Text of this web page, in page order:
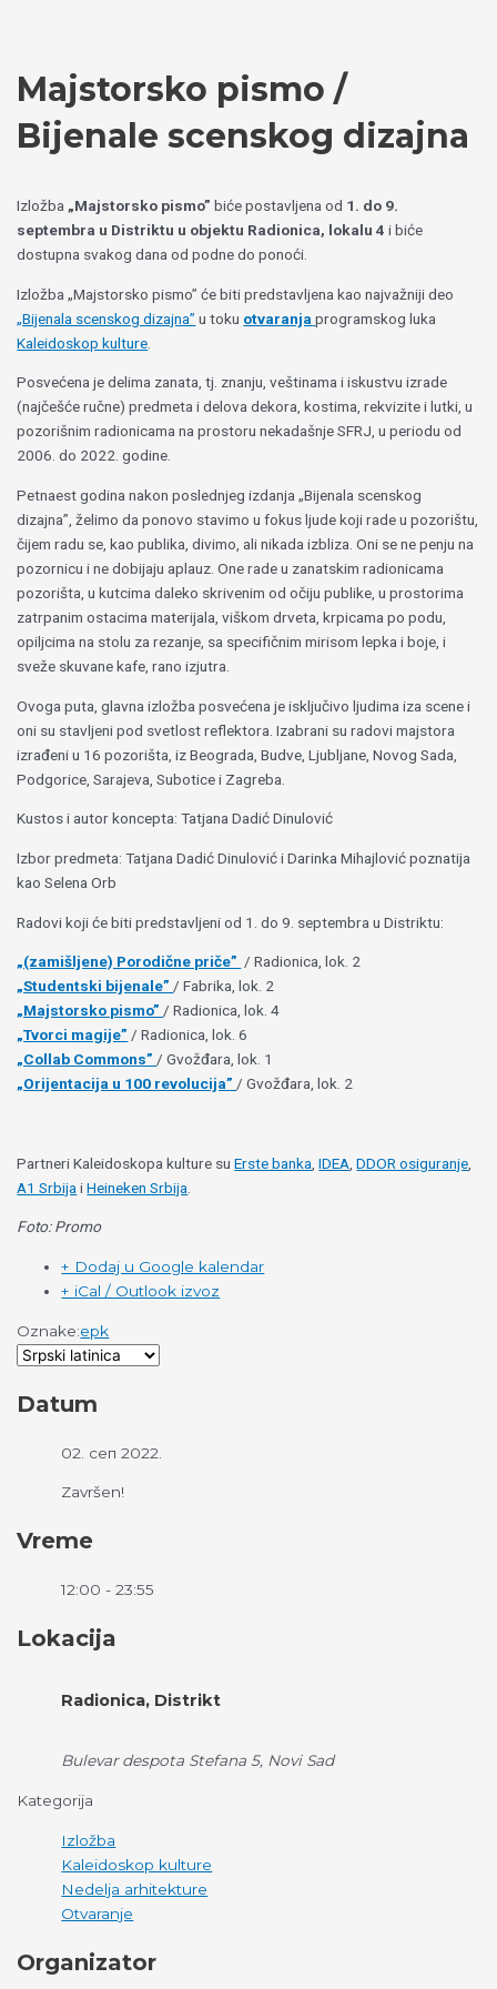
Majstorsko pismo /
Bijenale scenskog dizajna
Izložba „Majstorsko pismo” biće postavljena od 1. do 9.
septembra u Distriktu u objektu Radionica, lokalu 4 i biće
dostupna svakog dana od podne do ponoći.
Izložba „Majstorsko pismo” će biti predstavljena kao najvažniji deo
„Bijenala scenskog dizajna” u toku otvaranja programskog luka
Kaleidoskop kulture
Posvećena je delima zanata, tj. znanju, veštinama i iskustvu izrade
(najčešće ručne) predmeta i delova dekora, kostima, rekvizite i lutki, u
pozorišnim radionicama na prostoru nekadašnje SFRJ, u periodu od
2006. do 2022. godine.
Petnaest godina nakon poslednjeg izdanja „Bijenala scenskog
dizajna”, želimo da ponovo stavimo u fokus ljude koji rade u pozorištu,
čijem radu se, kao publika, divimo, ali nikada izbliza. Oni se ne penju na
pozornicu i ne dobijaju aplauz. One rade u zanatskim radionicama
pozorišta, u kutcima daleko skrivenim od očiju publike, u prostorima
zatrpanim ostacima materijala, viškom drveta, krpicama po podu,
opiljcima na stolu za rezanje, sa specifičnim mirisom lepka i boje, i
sveže skuvane kafe, rano izjutra.
Ovoga puta, glavna izložba posvećena je isključivo ljudima iza scene i
oni su stavljeni pod svetlost reflektora. Izabrani su radovi majstora
izrađeni u 16 pozorišta, iz Beograda, Budve, Ljubljane, Novog Sada,
Podgorice, Sarajeva, Subotice i Zagreba.
Kustos i autor koncepta: Tatjana Dadić Dinulović
Izbor predmeta: Tatjana Dadić Dinulović i Darinka Mihajlović poznatija
kao Selena Orb
Radovi koji će biti predstavljeni od 1. do 9. septembra u Distriktu:
„(zamišljene) Porodične priče” / Radionica, lok. 2
„Studentski bijenale”/ Fabrika, lok. 2
„Majstorsko pismo”/ Radionica, lok. 4
„Tvorci magije” / Radionica, lok. 6
„Collab Commons”/ Gvožđara, lok. 1
„Orijentacija u 100 revolucija”/ Gvožđara, lok. 2
Partneri Kaleidoskopa kulture suErste banka ,IDEA ,DDOR osiguranje
A1 Srbija iHeineken Srbija
Foto: Promo
+ Dodaj u Google kalendar
+ iCal / Outlook izvoz
Oznake:epk
Datum
02. сеп 2022.
Završen!
Vreme
12:00 - 23:55
Lokacija
Radionica, Distrikt
Bulevar despota Stefana 5, Novi Sad
Kategorija
Izložba
Kaleidoskop kulture
Nedelja arhitekture
Otvaranje
Organizator